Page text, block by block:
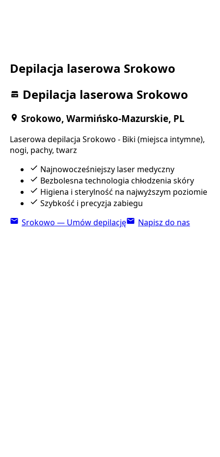
Depilacja laserowa Srokowo
Depilacja laserowa Srokowo
Srokowo, Warmińsko-Mazurskie, PL
Laserowa depilacja Srokowo - Biki (miejsca intymne),
nogi, pachy, twarz
Najnowocześniejszy laser medyczny
Bezbolesna technologia chłodzenia skóry
Higiena i sterylność na najwyższym poziomie
Szybkość i precyzja zabiegu
Srokowo — Umów depilację
Napisz do nas